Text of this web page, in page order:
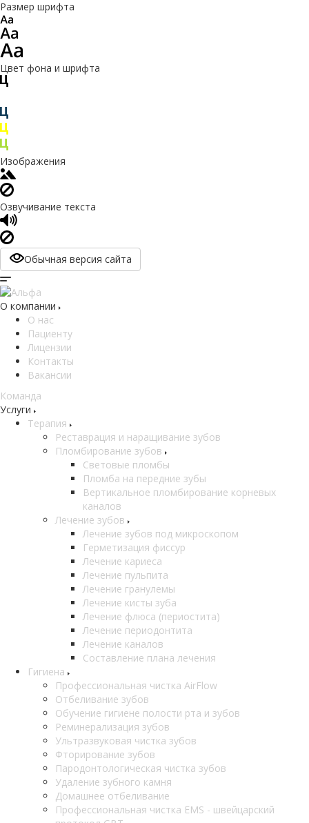
Размер шрифта
Цвет фона и шрифта
Изображения
Озвучивание текста
Обычная версия сайта
О компании
О нас
Пациенту
Лицензии
Контакты
Вакансии
Команда
Услуги
Терапия
Реставрация и наращивание зубов
Пломбирование зубов
Световые пломбы
Пломба на передние зубы
Вертикальное пломбирование корневых
каналов
Лечение зубов
Лечение зубов под микроскопом
Герметизация фиссур
Лечение кариеса
Лечение пульпита
Лечение гранулемы
Лечение кисты зуба
Лечение флюса (периостита)
Лечение периодонтита
Лечение каналов
Составление плана лечения
Гигиена
Профессиональная чистка AirFlow
Отбеливание зубов
Обучение гигиене полости рта и зубов
Реминерализация зубов
Ультразвуковая чистка зубов
Фторирование зубов
Пародонтологическая чистка зубов
Удаление зубного камня
Домашнее отбеливание
Профессиональная чистка EMS - швейцарский